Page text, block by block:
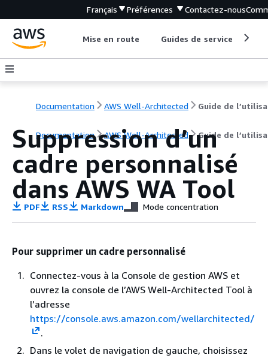
Français Préférences Contactez-nous
Mise en route Guides de service
Documentation AWS Well-Architected
Documentation AWS Well-Architected Guide de
Suppression d’un
cadre personnalisé
dans AWS WA Tool
PDF RSS Markdown Mode concentration
Pour supprimer un cadre personnalisé
Connectez-vous à la Console de gestion AWS et
ouvrez la console de l’AWS Well-Architected Tool à
l’adresse
https://console.aws.amazon.com/wellarchitected/
.
Dans le volet de navigation de gauche, choisissez